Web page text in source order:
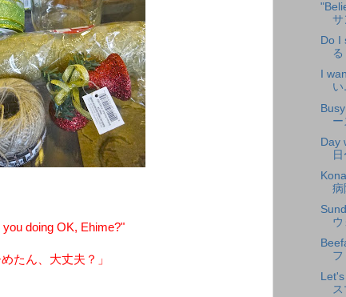
doing OK, Ehime?"
たん、大丈夫？」
サ
Do I
I
い
Day
日
病
ウ